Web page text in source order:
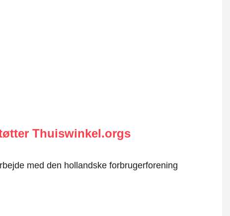
Thuiswinkel.orgs
med den hollandske forbrugerforening